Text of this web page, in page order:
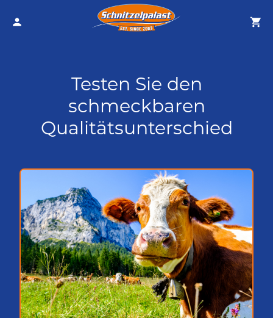
Testen Sie den
schmeckbaren
Qualitätsunterschied